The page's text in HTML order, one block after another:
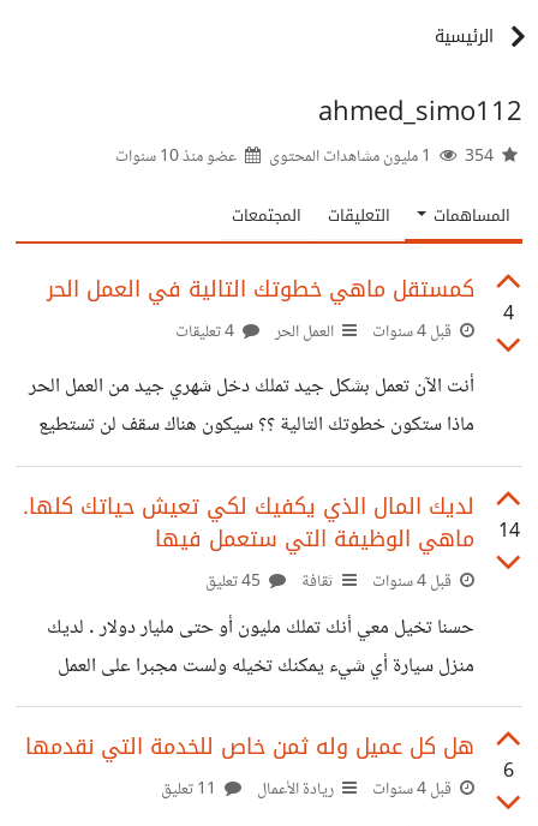
الرئيسية
ahmed_simo112
عضو منذ10 سنوات
المساهمات التعليقات المجتمعات
4
كمستقل ماهي خطوتك التالية في العمل الحر
قبل 4 سنوات العمل الحر
أنت الآن تعمل بشكل جيد تملك دخل شهري جيد من العمل الحر
ماذا ستكون خطوتك التالية ؟؟ سيكون هناك سقف لن تستطيع
تجاوزه لأنك تعمل وحدك . أغلب الموجودين هنا كتاب محتوى لا
أعلم صراحة كيف يمكنك تطوير عملك . سأشرح كيف سأقوم
بالأمر كمبرمج حتى تتضح الصورة . أول شيء سأقوم به هو ترك
منصات العمل الحر ولن أبدأ بالتعامل على أساس فردي سأعمل
كأنني وكالة في البداية أعمل وحدي أو حتى توظيف مبرمج معي
.بالتأكيد سيكون لازال لدي
14
لديك المال الذي يكفيك لكي تعيش حياتك كلها.
ماهي الوظيفة التي ستعمل فيها
قبل 4 سنوات ثقافة
حسنا تخيل معي أنك تملك مليون أو حتى مليار دولار . لديك
منزل سيارة أي شيء يمكنك تخيله ولست مجبرا على العمل
لكسب المال . ماهي الوظيفة التي ستعمل فيها أم لن تقوم بأي
عمل فقط الراحة والسياحة . بالنسبة لي لا أظن أنني سأغير
مجالي فقط لن أتخصص كما هو الحال حاليا مركز على برمجة
6
هل كل عميل وله ثمن خاص للخدمة التي نقدمها
قبل 4 سنوات ريادة الأعمال